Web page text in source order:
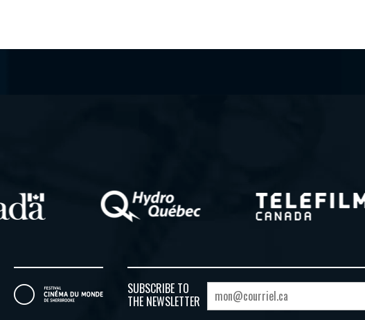
SUBSCRIBE TO
THE NEWSLETTER